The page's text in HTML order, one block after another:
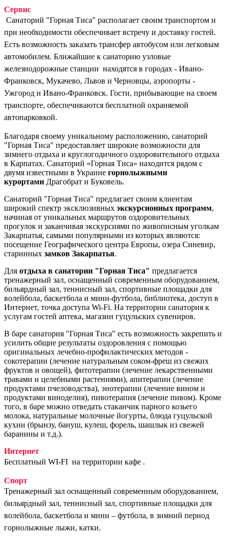
Сервис
Санаторий "Горная Тиса" располагает своим транспортом и
при необходимости обеспечивает встречу и доставку гостей.
Есть возможность заказать трансфер автобусом или легковым
автомобилем. Ближайшие к санаторию узловые
железнодорожные станции находятся в городах - Ивано-
Франковск, Мукачево, Львов и Черновцы, аэропорты -
Ужгород и Ивано-Франковск. Гости, прибывающие на своем
транспорте, обеспечиваются бесплатной охраняемой
автопарковкой.
Благодаря своему уникальному расположению, санаторий
"Горная Тиса" предоставляет широкие возможности для
зимнего отдыха и круглогодичного оздоровительного отдыха
в Карпатах. Санаторий «Горная Тиса» находится рядом с
двумя известными в Украине горнолыжными
курортами Драгобрат и Буковель.
Санаторий "Горная Тиса" предлагает своим клиентам
широкий спектр эксклюзивных экскурсионных программ,
начиная от уникальных маршрутов оздоровительных
прогулок и заканчивая экскурсиями по живописным уголкам
Закарпатья, самыми популярными из которых являются:
посещение Географического центра Европы, озера Синевир,
старинных замков Закарпатья.
Для отдыха в санатории "Горная Тиса" предлагается
тренажерный зал, оснащенный современным оборудованием,
бильярдный зал, теннисный зал, спортивные площадки для
волейбола, баскетбола и мини-футбола, библиотека, доступ в
Интернет, точка доступа Wi-Fi. На территории санатория к
услугам гостей аптека, магазин гуцульских сувениров.
В баре санатория "Горная Тиса" есть возможность закрепить и
усилить общие результаты оздоровления с помощью
оригинальных лечебно-профилактических методов -
сокотерапии (лечение натуральным соком-фреш из свежих
фруктов и овощей), фитотерапии (лечение лекарственными
травами и целебными растениями), апитерапии (лечение
продуктами пчеловодства), энотерапии (лечение вином и
продуктами виноделия), пивотерапия (лечение пивом). Кроме
того, в баре можно отведать стаканчик парного козьего
молока, натуральные молочные йогурты, блюда гуцульской
кухни (брынзу, бануш, кулеш, форель, шашлык из свежей
баранины и т.д.).
Интернет
Бесплатный WI-FI на территории кафе .
Спорт
Тренажерный зал оснащенный современным оборудованием,
бильярдный зал, теннисный зал, спортивные площадки для
волейбола, баскетбола и мини – футбола, в зимний период
горнолыжные лыжи, катки.